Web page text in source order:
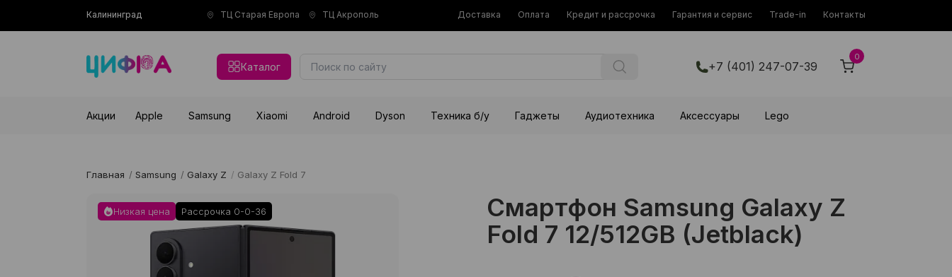
Калининград ТЦ Старая Европа ТЦ Акрополь Доставка Оплата Кредит и рассрочка Гарантия и сервис Trade-in Контакты
Каталог +7 (401) 247-07-39
0
Акции Apple Samsung Xiaomi Android Dyson Техника б/у Гаджеты Аудиотехника Аксессуары Lego
Главная / Samsung / Galaxy Z / Galaxy Z Fold 7
Низкая цена Рассрочка 0-0-36
Смартфон Samsung Galaxy Z
Fold 7 12/512GB (Jetblack)